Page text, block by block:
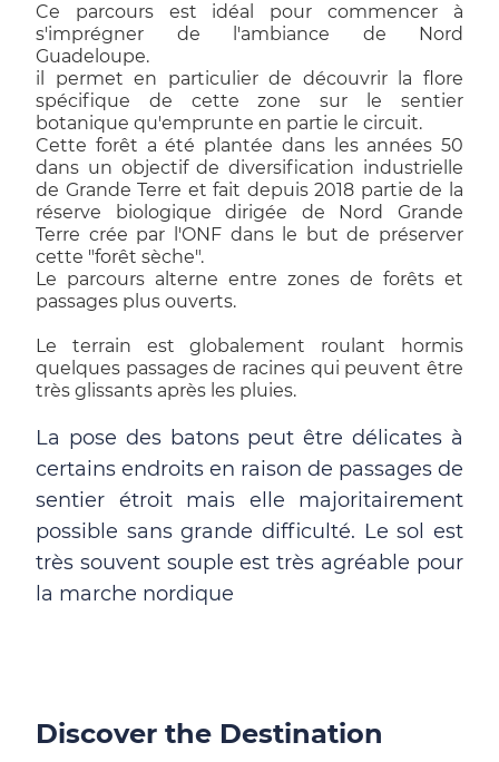
Ce parcours est idéal pour commencer à
s'imprégner de l'ambiance de Nord
Guadeloupe.
il permet en particulier de découvrir la flore
spécifique de cette zone sur le sentier
botanique qu'emprunte en partie le circuit.
Cette forêt a été plantée dans les années 50
dans un objectif de diversification industrielle
de Grande Terre et fait depuis 2018 partie de la
réserve biologique dirigée de Nord Grande
Terre crée par l'ONF dans le but de préserver
cette "forêt sèche".
Le parcours alterne entre zones de forêts et
passages plus ouverts.
Le terrain est globalement roulant hormis
quelques passages de racines qui peuvent être
très glissants après les pluies.
La pose des batons peut être délicates à
certains endroits en raison de passages de
sentier étroit mais elle majoritairement
possible sans grande difficulté. Le sol est
très souvent souple est très agréable pour
la marche nordique
Discover the Destination